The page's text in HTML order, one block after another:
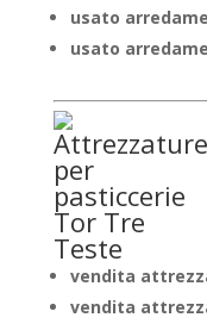
usato
usato
vendita
vendita